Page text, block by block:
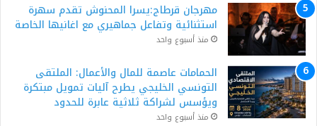
مهرجان قرطاج:يسرا المحنوش تقدم سهرة
استثنائية وتفاعل جماهيري مع اغانيها الخاصة
منذ أسبوع واحد
الحمامات عاصمة للمال والأعمال: الملتقى
التونسي الخليجي يطرح آليات تمويل مبتكرة
ويؤسس لشراكة ثلاثية عابرة للحدود
منذ أسبوع واحد